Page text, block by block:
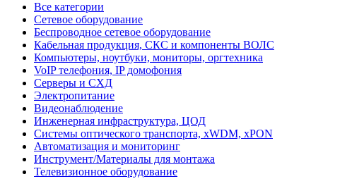
Все категории
Сетевое оборудование
Беспроводное сетевое оборудование
Кабельная продукция, СКС и компоненты ВОЛС
Компьютеры, ноутбуки, мониторы, оргтехника
VoIP телефония, IP домофония
Серверы и СХД
Электропитание
Видеонаблюдение
Инженерная инфраструктура, ЦОД
Системы оптического транспорта, xWDM, xPON
Автоматизация и мониторинг
Инструмент/Материалы для монтажа
Телевизионное оборудование